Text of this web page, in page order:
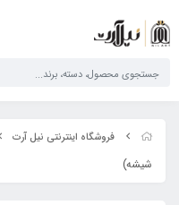
فروشگاه اینترنتی نیل آرت
شیشه)